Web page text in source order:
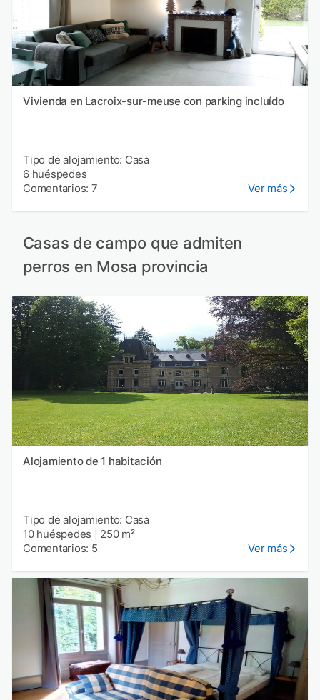
Vivienda en Lacroix-sur-meuse con parking incluído
Tipo de alojamiento: Casa
6 huéspedes
Comentarios: 7
Ver más
Casas de campo que admiten
perros en Mosa provincia
Alojamiento de 1 habitación
Tipo de alojamiento: Casa
10 huéspedes
250 m²
Comentarios: 5
Ver más